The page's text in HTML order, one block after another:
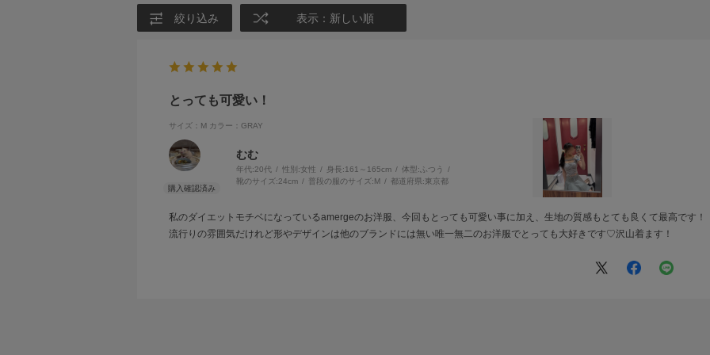
絞り込み 表示：新しい順
とっても可愛い！
サイズ：M カラー：GRAY
むむ
年代:20代 性別:女性 身長:161～165cm 体型: ふつう
靴のサイズ:24cm 普段の服のサイズ:M 都道府県:東京都
私のダイエットモチベになっているamergeのお洋服、今回もとっても可愛い事に加え、生地の質感もとても良くて最高です！
流行りの雰囲気だけれど形やデザインは他のブランドには無い唯一無二のお洋服でとっても大好きです♡沢山着ます！